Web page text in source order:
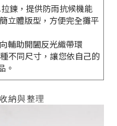
鍊，提供防雨抗候機能
立體版型，方便完全攤平
輔助開闔反光織帶環
不同尺寸，讓您依自己的
。
納與整理